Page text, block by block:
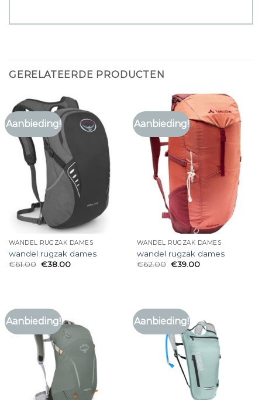
GERELATEERDE PRODUCTEN
Aanbieding!
WANDEL RUGZAK DAMES
wandel rugzak dames
€61.00 €38.00
Aanbieding!
WANDEL RUGZAK DAMES
wandel rugzak dames
€62.00 €39.00
Aanbieding! Aanbieding!